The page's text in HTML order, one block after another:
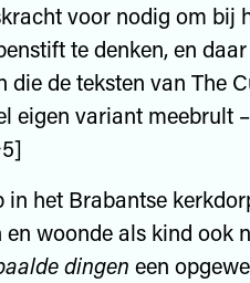
voor nodig om bij
te denken, en
die de teksten van The
eigen variant meebrult
in het Brabantse
en woonde als kind ook
dingen een